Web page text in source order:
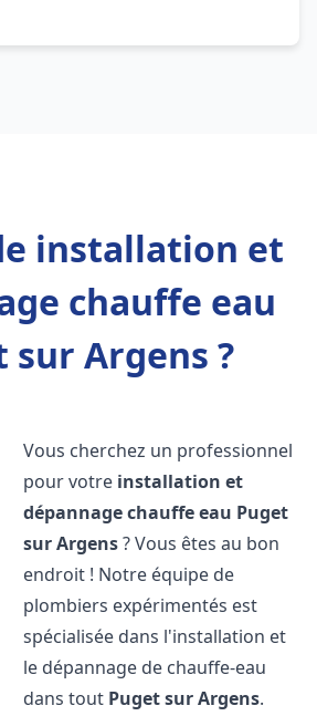
installation et
chauffe eau
sur Argens ?
Vous cherchez un professionnel
pour votre installation et
dépannage chauffe eau Puget
sur Argens? Vous êtes au bon
endroit ! Notre équipe de
plombiers expérimentés est
spécialisée dans l'installation et
le dépannage de chauffe-eau
dans tout Puget sur Argens.